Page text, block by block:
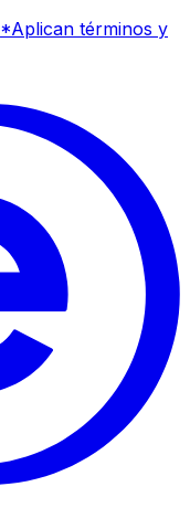
*Aplican términos y